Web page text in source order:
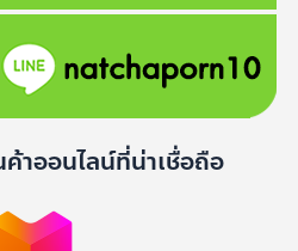
าออนไลน์ที่น่าเชื่อถือ